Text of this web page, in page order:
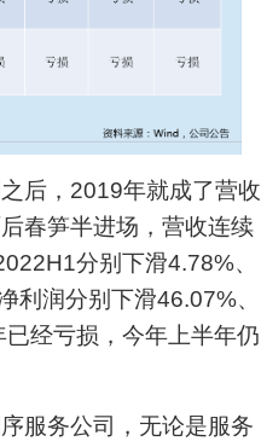
，2019年就成了营收
春笋半进场，营收连续
分别下滑4.78%、
利润分别下滑46.07%、
经亏损，今年上半年仍
务公司，无论是服务